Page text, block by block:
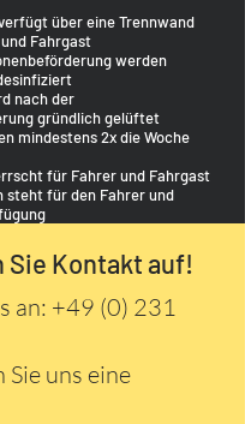
über eine Trennwand
Fahrgast
werden
nach der
gründlich gelüftet
mindestens 2x die Woche
für Fahrer und Fahrgast
steht für den Fahrer und
Sie Kontakt auf!
an: +49 (0) 231
Sie uns eine